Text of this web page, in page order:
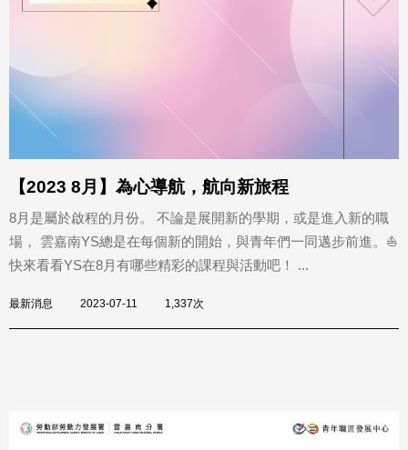
【2023 8月】為心導航，航向新旅程
8月是屬於啟程的月份。 不論是展開新的學期，或是進入新的職
場， 雲嘉南YS總是在每個新的開始，與青年們一同邁步前進。⛵
快來看看YS在8月有哪些精彩的課程與活動吧！ ...
最新消息 2023-07-11 1,337次